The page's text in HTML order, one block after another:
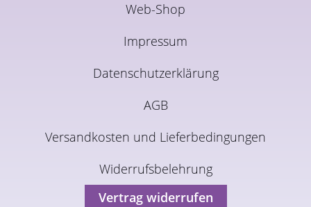
Web-Shop
Impressum
Datenschutzerklärung
AGB
Versandkosten und Lieferbedingungen
Widerrufsbelehrung
Vertrag widerrufen